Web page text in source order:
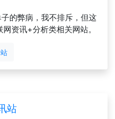
的弊病，我不排斥，但这
资讯+分析类相关网站。
站